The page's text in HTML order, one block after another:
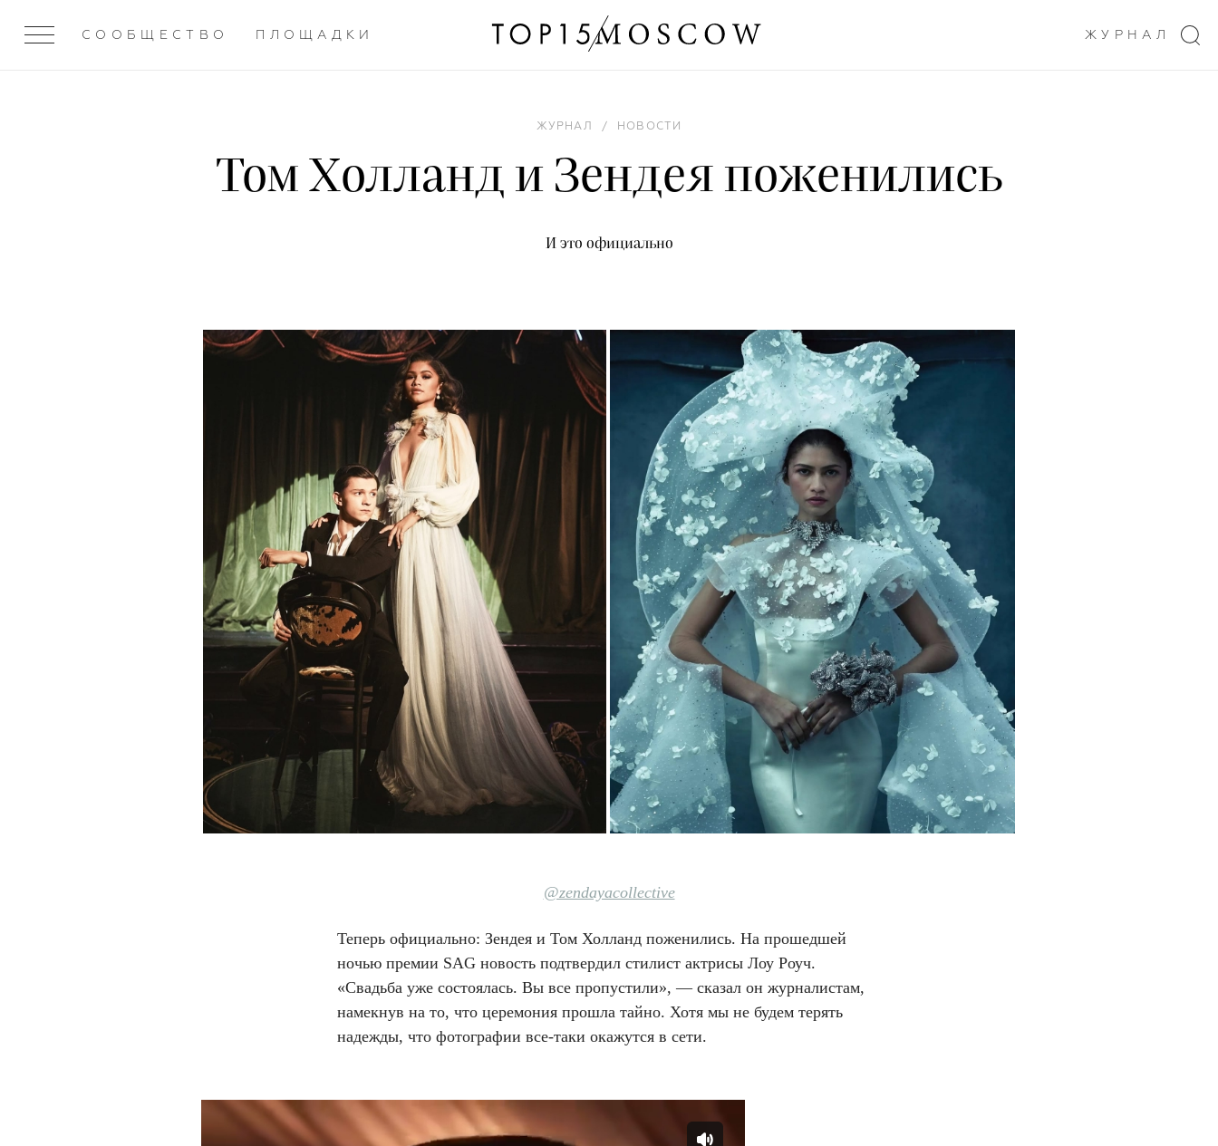
СООБЩЕСТВО ПЛОЩАДКИ ЖУРНАЛ
ЖУРНАЛ / НОВОСТИ
Том Холланд и Зендея поженились
И это официально
@zendayacollective
Теперь официально: Зендея и Том Холланд поженились. На прошедшей
ночью премии SAG новость подтвердил стилист актрисы Лоу Роуч.
«Свадьба уже состоялась. Вы все пропустили», — сказал он журналистам,
намекнув на то, что церемония прошла тайно. Хотя мы не будем терять
надежды, что фотографии все-таки окажутся в сети.